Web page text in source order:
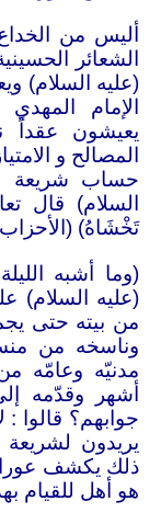
أليس من
الشعائر
(عليه السلام)
الإمام
يعيشون عقداً
المصالح و
حساب شريعة
السلام) قال
تَخْشَاهُ) (الأحزاب/
(وما أشبه
(عليه السلام)
من بيته حتى
وناسخه من
مدنيّه وعامّه
أشهر وقدّمه
جوابهم؟ قالوا :
يريدون
ذلك يكشف
هو أهل للقيام